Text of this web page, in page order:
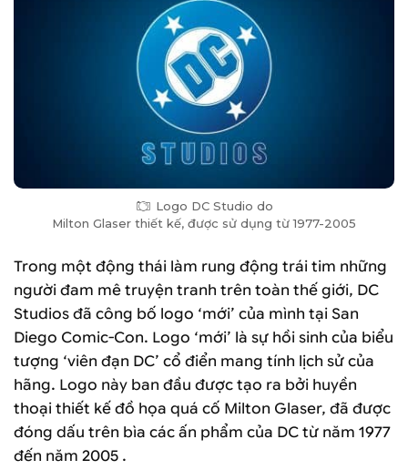
Logo DC Studio do
Milton Glaser thiết kế, được sử dụng từ 1977-2005
Trong một động thái làm rung động trái tim những
người đam mê truyện tranh trên toàn thế giới, DC
Studios đã công bố logo ‘mới’ của mình tại San
Diego Comic-Con. Logo ‘mới’ là sự hồi sinh của biểu
tượng ‘viên đạn DC’ cổ điển mang tính lịch sử của
hãng. Logo này ban đầu được tạo ra bởi huyền
thoại thiết kế đồ họa quá cố Milton Glaser, đã được
đóng dấu trên bìa các ấn phẩm của DC từ năm 1977
đến năm 2005 .